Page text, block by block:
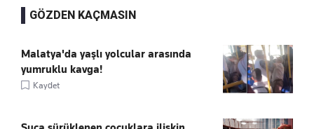
GÖZDEN KAÇMASIN
Malatya'da yaşlı yolcular arasında
yumruklu kavga!
Kaydet